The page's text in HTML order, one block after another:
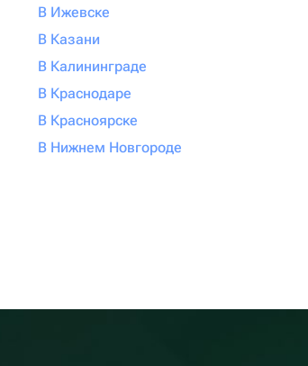
В Ижевске
В Казани
В Калининграде
В Краснодаре
В Красноярске
В Нижнем Новгороде